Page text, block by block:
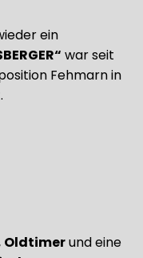
ein
war seit
Fehmarn in
Oldtimerund eine